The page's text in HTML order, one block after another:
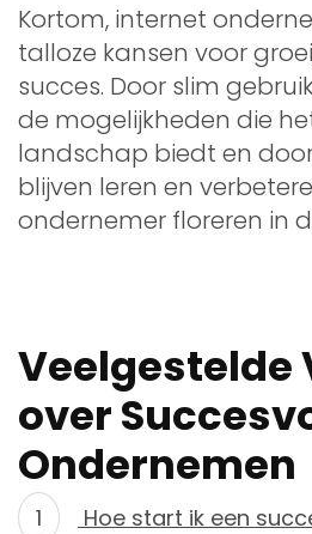
Kortom, internet
talloze kansen voor
succes. Door slim
de mogelijkheden die
landschap biedt en
blijven leren en
ondernemer floreren in
Veelgestelde
over
Ondernemen
Hoe start ik een